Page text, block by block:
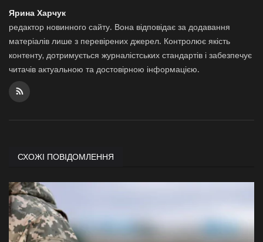
Ярина Харчук
редактор новинного сайту. Вона відповідає за додавання
матеріалів лише з перевірених джерел. Контролює якість
контенту, дотримується журналістських стандартів і забезпечує
читачів актуальною та достовірною інформацією.
СХОЖІ ПОВІДОМЛЕННЯ